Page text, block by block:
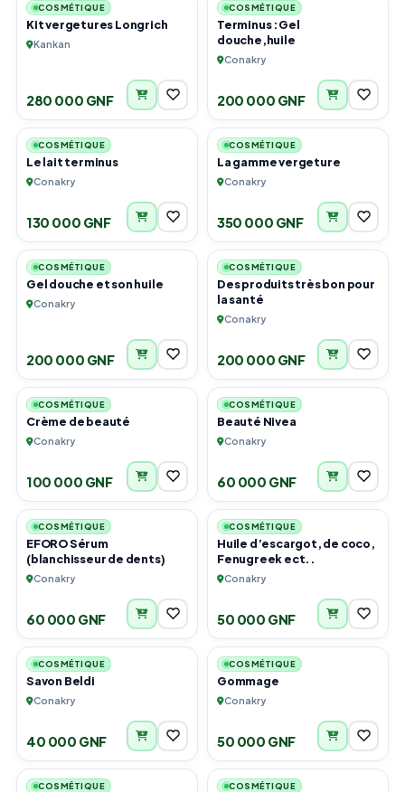
COSMÉTIQUE
Kit vergetures Longrich
Kankan
280 000 GNF
COSMÉTIQUE
Terminus :Gel
douche,huile
Conakry
200 000 GNF
1
COSMÉTIQUE
Le lait terminus
Conakry
130 000 GNF
1
COSMÉTIQUE
La gamme vergeture
Conakry
350 000 GNF
2
COSMÉTIQUE
Gel douche et son huile
Conakry
200 000 GNF
4
COSMÉTIQUE
Des produits très bon pour
la santé
Conakry
200 000 GNF
2
COSMÉTIQUE
Crème de beauté
Conakry
100 000 GNF
3
COSMÉTIQUE
Beauté Nivea
Conakry
60 000 GNF
5
COSMÉTIQUE
EFORO Sérum
(blanchisseur de dents)
Conakry
60 000 GNF
4
COSMÉTIQUE
Huile d’escargot, de coco,
Fenugreek ect..
Conakry
50 000 GNF
4
COSMÉTIQUE
Savon Beldi
Conakry
40 000 GNF
3
COSMÉTIQUE
Gommage
Conakry
50 000 GNF
2
COSMÉTIQUE
3
COSMÉTIQUE